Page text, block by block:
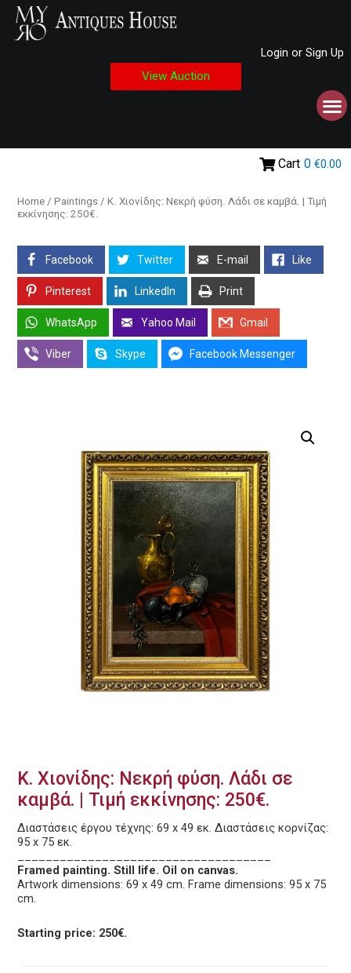
Login or Sign Up
View Auction
Cart 0 €0.00
Home / Paintings / Κ. Χιονίδης: Νεκρή φύση. Λάδι σε καμβά. | Τιμή
εκκίνησης: 250€.
Facebook Twitter E-mail Like
Pinterest LinkedIn Print
WhatsApp Yahoo Mail Gmail
Viber Skype Facebook Messenger
Κ. Χιονίδης: Νεκρή φύση. Λάδι σε
καμβά. | Τιμή εκκίνησης: 250€.
Διαστάσεις έργου τέχνης: 69 x 49 εκ. Διαστάσεις κορνίζας:
95 x 75 εκ.
Framed painting. Still life. Oil on canvas.
Artwork dimensions: 69 x 49 cm. Frame dimensions: 95 x 75
cm.
Starting price: 250€.